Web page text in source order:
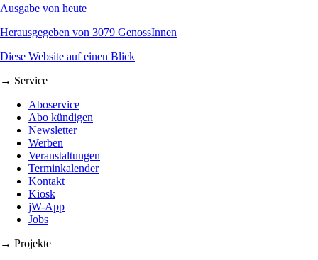
Ausgabe von heute
Herausgegeben von 3079 GenossInnen
Diese Website auf einen Blick
→ Service
Aboservice
Abo kündigen
Newsletter
Werben
Veranstaltungen
Terminkalender
Kontakt
Kiosk
jW-App
Jobs
→ Projekte